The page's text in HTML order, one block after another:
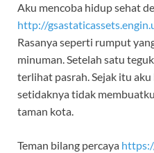
Aku mencoba hidup sehat
http://
Rasanya seperti rumput
minuman. Setelah satu
terlihat pasrah. Sejak itu
setidaknya tidak
taman kota.
Teman bilang percaya